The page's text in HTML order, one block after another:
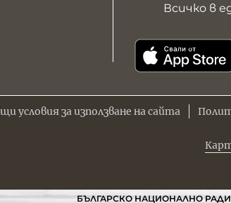
Всичко в
условия за използване на сайта
БЪЛГАРСКО НАЦИОНАЛНО